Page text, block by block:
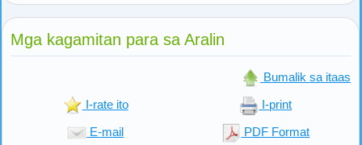
Mga kagamitan para sa Aralin
Bumalik sa itaas
I-rate ito I-print
E-mail PDF Format